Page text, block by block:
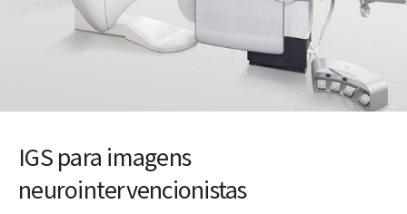
IGS para imagens
neurointervencionistas